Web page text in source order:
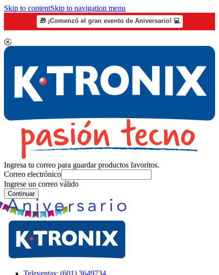
Skip to contentSkip to navigation menu
🎁 ¡Comenzó el gran evento de Aniversario! 💻
Ingresa tu correo para guardar productos favoritos.
Correo electrónico
Ingrese un correo válido
Continuar
Televentas: (601) 3649734